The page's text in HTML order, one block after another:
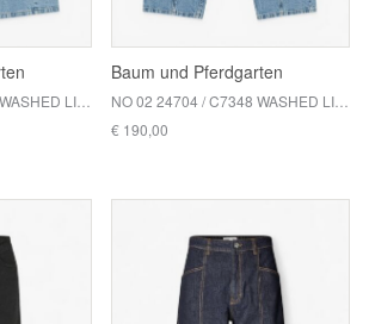
Baum und Pferdgarten
€ 190,00